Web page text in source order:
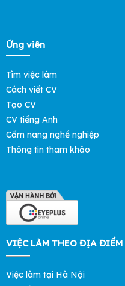
Ứng viên
Tìm việc làm
Cách viết CV
Tạo CV
CV tiếng Anh
Cẩm nang nghề nghiệp
Thông tin tham khảo
VIỆC LÀM THEO ĐỊA ĐIỂM
Việc làm tại Hà Nội